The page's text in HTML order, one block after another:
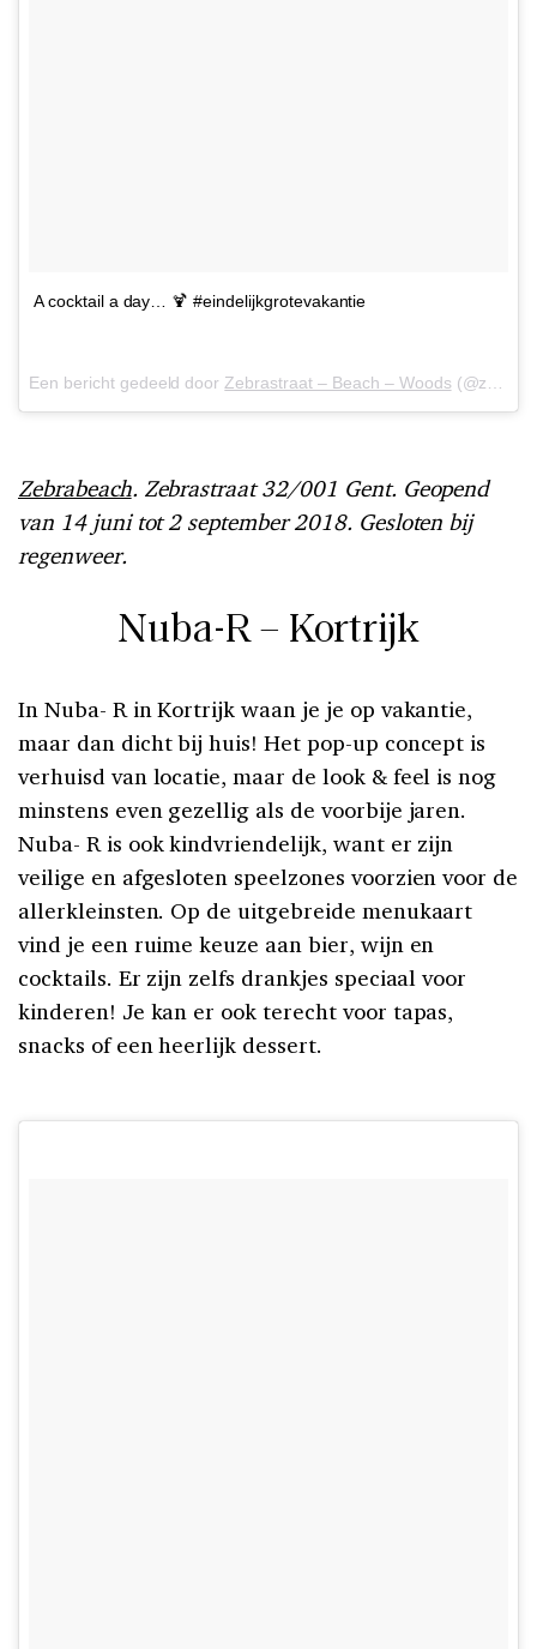
A cocktail a day… 🍹 #eindelijkgrotevakantie
Een bericht gedeeld doorZebrastraat – Beach – Woods (@zebrastraat) op
Zebrabeach. Zebrastraat 32/001 Gent. Geopend
van 14 juni tot 2 september 2018. Gesloten bij
regenweer.
Nuba-R – Kortrijk
In Nuba- R in Kortrijk waan je je op vakantie,
maar dan dicht bij huis! Het pop-up concept is
verhuisd van locatie, maar de look & feel is nog
minstens even gezellig als de voorbije jaren.
Nuba- R is ook kindvriendelijk, want er zijn
veilige en afgesloten speelzones voorzien voor de
allerkleinsten. Op de uitgebreide menukaart
vind je een ruime keuze aan bier, wijn en
cocktails. Er zijn zelfs drankjes speciaal voor
kinderen! Je kan er ook terecht voor tapas,
snacks of een heerlijk dessert.